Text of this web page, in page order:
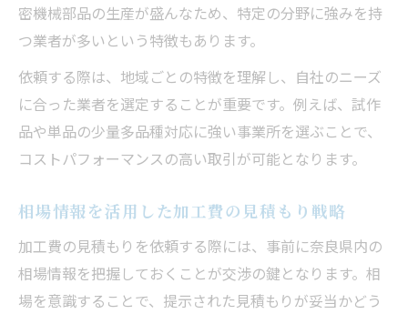
密機械部品の生産が盛んなため、特定の分野に強みを持
つ業者が多いという特徴もあります。
依頼する際は、地域ごとの特徴を理解し、自社のニーズ
に合った業者を選定することが重要です。例えば、試作
品や単品の少量多品種対応に強い事業所を選ぶことで、
コストパフォーマンスの高い取引が可能となります。
相場情報を活用した加工費の見積もり戦略
加工費の見積もりを依頼する際には、事前に奈良県内の
相場情報を把握しておくことが交渉の鍵となります。相
場を意識することで、提示された見積もりが妥当かどう